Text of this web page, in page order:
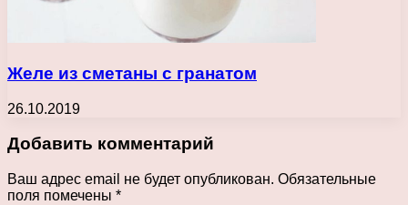
Желе из сметаны с гранатом
26.10.2019
Добавить комментарий
Ваш адрес email не будет опубликован. Обязательные
поля помечены *